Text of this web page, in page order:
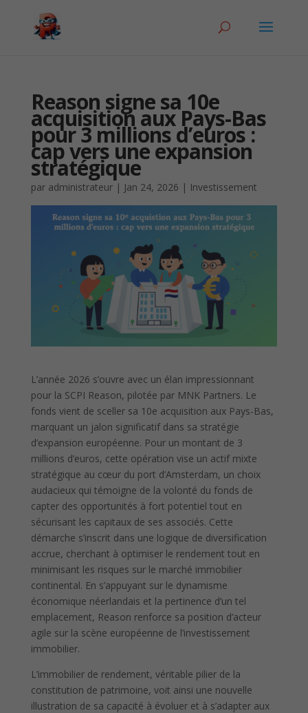
Reason signe sa 10e
acquisition aux Pays-Bas
pour 3 millions d’euros :
cap vers une expansion
stratégique
par administrateur| Jan 24, 2026 | Investissement
L’année 2026 s’ouvre avec un élan impressionnant
pour la SCPI Reason, pilotée par MNK Partners. Le
fonds vient de sceller sa 10e acquisition aux Pays-Bas,
marquant un jalon significatif dans sa stratégie
d’expansion européenne. Pour un montant de 3
millions d’euros, cette opération vise un actif mixte
stratégique au cœur du port d’Amsterdam, un choix
audacieux qui témoigne de la volonté du fonds de
capter des opportunités à fort potentiel tout en
sécurisant les capitaux de ses associés. Cette
démarche s’inscrit dans une logique de diversification
accrue, cherchant à optimiser le rendement tout en
minimisant les risques sur le marché immobilier
continental. En s’appuyant sur le dynamisme
économique néerlandais et la pertinence d’un tel
emplacement, Reason renforce sa position d’acteur
agile sur la scène européenne de l’investissement
immobilier.
L’immobilier de rendement, véritable pilier de la
constitution de patrimoine, voit ainsi une nouvelle
illustration de sa capacité à évoluer et à s’adapter aux